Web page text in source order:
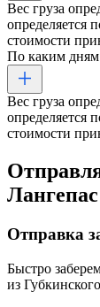
Вес груза
определяется
стоимости
По каким дням
Вес груза
определяется
стоимости
Лангепас
Отправка
Быстро
из